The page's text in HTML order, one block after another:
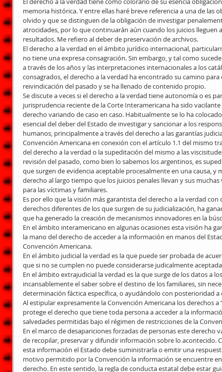
memoria histórica. Y entre ellas haré breve referencia a una de las
olvido y que se distinguen de la obligación de investigar
atrocidades, por lo que continuarán aún cuando los juicios
resultados. Me refiero al deber de preservación de archivos.
El derecho a la verdad en el ámbito jurídico internacional,
no tiene una expresa consagración. Sin embargo, y tal como
a través de los años y las interpretaciones internacionales a los
consagrados, el derecho a la verdad ha encontrado su camino
reivindicación del pasado y se ha llenado de contenido propio.
Se discute a veces si el derecho a la verdad tiene autonomía o es
jurisprudencia reciente de la Corte Interamericana ha sido
derecho variando de caso en caso. Habitualmente se lo ha
esencial del deber del Estado de investigar y sancionar a los
humanos, principalmente a través del derecho a las garantías
Convención Americana en conexión con el artículo 1.1 del mismo
del derecho a la verdad o la supeditación del mismo a las
revisión del pasado, como bien lo sabemos los argentinos, es
que surgen de evidencia aceptable procesalmente en una causa, y
derecho al largo tiempo que los juicios penales llevan y sus
para las víctimas y familiares.
Es por ello que la visión más garantista del derecho a la verdad
derechos diferentes de los que surgen de su judicialización, ha
que ha generado la creación de mecanismos innovadores en la
En el ámbito interamericano en algunas ocasiones esta visión ha
la mano del derecho de acceder a la información en manos del
Convención Americana.
En el ámbito judicial la verdad es la que puede ser probada de
que si no se cumplen no puede considerarse judicalmente
En el ámbito extrajudicial la verdad es la que surge de los datos a
incansablemente el saber sobre el destino de los familiares, sin
determinación fáctica específica, o ayudándolo con posterioridad a
Al estipular expresamente la Convención Americana los derechos a
protege el derecho que tiene toda persona a acceder a la
salvedades permitidas bajo el régimen de restricciones de la
En el marco de desapariciones forzadas de personas este derecho
de recopilar, preservar y difundir información sobre lo acontecido.
esta información el Estado debe suministrarla o emitir una
motivo permitido por la Convención la información se encuentre
derecho. En este sentido, la regla de conducta estatal debe estar